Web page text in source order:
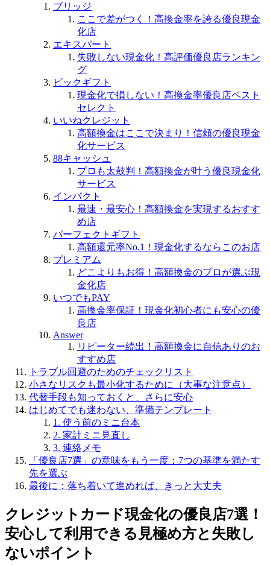
ブリッジ
ここで差がつく！高換金率を誇る優良現金
化店
エキスパート
失敗しない現金化！高評価優良店ランキン
グ
ビックギフト
現金化で損しない！高換金率優良店ベスト
セレクト
いいねクレジット
高額換金はここで決まり！信頼の優良現金
化サービス
88キャッシュ
プロも太鼓判！高額換金が叶う優良現金化
サービス
インパクト
最速・最安心！高額換金を実現するおすす
め店
パーフェクトギフト
高額還元率No.1！現金化するならこのお店
プレミアム
どこよりもお得！高額換金のプロが選ぶ現
金化店
いつでもPAY
高換金率保証！現金化初心者にも安心の優
良店
Answer
リピーター続出！高額換金に自信ありのお
すすめ店
トラブル回避のためのチェックリスト
小さなリスクも最小化するために（大事な注意点）
代替手段も知っておくと、さらに安心
はじめてでも迷わない、準備テンプレート
1. 使う前のミニ台本
2. 家計ミニ見直し
3. 連絡メモ
「優良店7選」の意味をもう一度：7つの基準を満たす
先を選ぶ
最後に：落ち着いて進めれば、きっと大丈夫
クレジットカード現金化の優良店7選！
安心して利用できる見極め方と失敗し
ないポイント